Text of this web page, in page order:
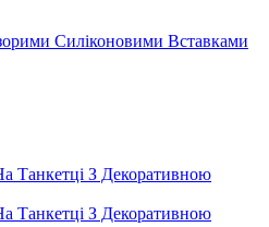
Силіконовими Вставками